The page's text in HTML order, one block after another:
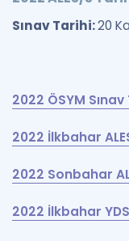
Sınav Tarihi:20
2022 ÖSYM
2022 İlkbahar
2022 Sonbahar
2022 İlkbahar